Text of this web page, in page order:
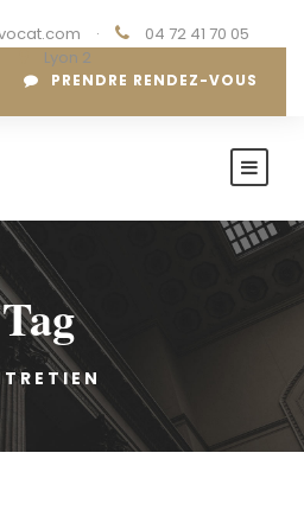
·
04 72 41 70 05
Lyon 2
PRENDRE RENDEZ-VOUS
Tag